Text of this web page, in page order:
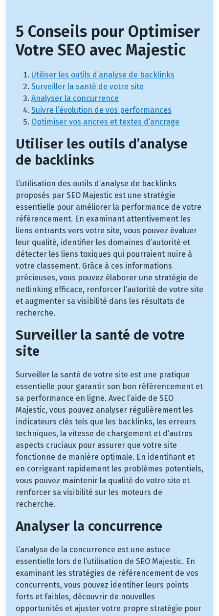
5 Conseils pour Optimiser
Votre SEO avec Majestic
Utiliser les outils d’analyse de backlinks
Surveiller la santé de votre site
Analyser la concurrence
Suivre l’évolution de vos performances
Optimiser vos ancres et textes d’ancrage
Utiliser les outils d’analyse
de backlinks
L’utilisation des outils d’analyse de backlinks
proposés par SEO Majestic est une stratégie
essentielle pour améliorer la performance de votre
référencement. En examinant attentivement les
liens entrants vers votre site, vous pouvez évaluer
leur qualité, identifier les domaines d’autorité et
détecter les liens toxiques qui pourraient nuire à
votre classement. Grâce à ces informations
précieuses, vous pouvez élaborer une stratégie de
netlinking efficace, renforcer l’autorité de votre site
et augmenter sa visibilité dans les résultats de
recherche.
Surveiller la santé de votre
site
Surveiller la santé de votre site est une pratique
essentielle pour garantir son bon référencement et
sa performance en ligne. Avec l’aide de SEO
Majestic, vous pouvez analyser régulièrement les
indicateurs clés tels que les backlinks, les erreurs
techniques, la vitesse de chargement et d’autres
aspects cruciaux pour assurer que votre site
fonctionne de manière optimale. En identifiant et
en corrigeant rapidement les problèmes potentiels,
vous pouvez maintenir la qualité de votre site et
renforcer sa visibilité sur les moteurs de
recherche.
Analyser la concurrence
L’analyse de la concurrence est une astuce
essentielle lors de l’utilisation de SEO Majestic. En
examinant les stratégies de référencement de vos
concurrents, vous pouvez identifier leurs points
forts et faibles, découvrir de nouvelles
opportunités et ajuster votre propre stratégie pour